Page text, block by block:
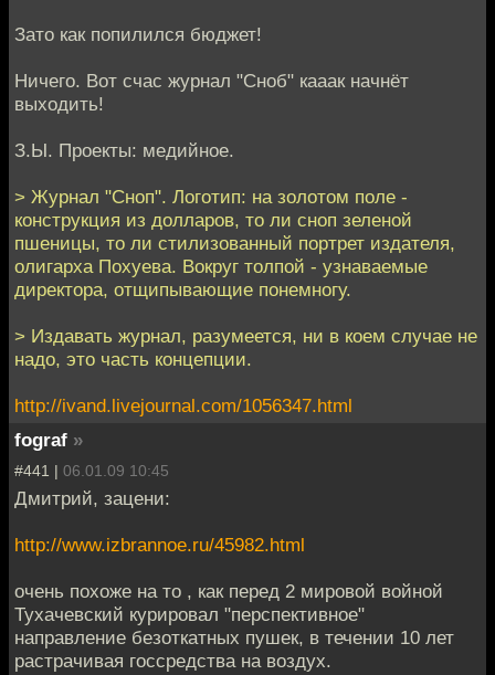
Зато как попилился бюджет!
Ничего. Вот счас журнал "Сноб" кааак начнёт
выходить!
З.Ы. Проекты: медийное.
> Журнал "Сноп". Логотип: на золотом поле -
конструкция из долларов, то ли сноп зеленой
пшеницы, то ли стилизованный портрет издателя,
олигарха Похуева. Вокруг толпой - узнаваемые
директора, отщипывающие понемногу.
> Издавать журнал, разумеется, ни в коем случае не
надо, это часть концепции.
http://ivand.livejournal.com/1056347.html
fograf »
#441 | 06.01.09 10:45
Дмитрий, зацени:
http://www.izbrannoe.ru/45982.html
очень похоже на то , как перед 2 мировой войной
Тухачевский курировал "перспективное"
направление безоткатных пушек, в течении 10 лет
растрачивая госсредства на воздух.